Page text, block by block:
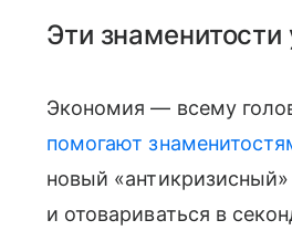
Эти
Экономия — всему
помогают
новый
и отовариваться в